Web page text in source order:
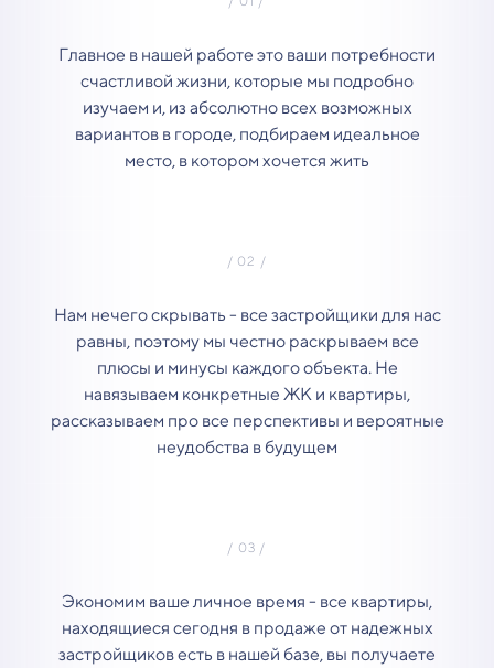
Главное в нашей работе это ваши потребности
счастливой жизни, которые мы подробно
изучаем и, из абсолютно всех возможных
вариантов в городе, подбираем идеальное
место, в котором хочется жить
Нам нечего скрывать - все застройщики для нас
равны, поэтому мы честно раскрываем все
плюсы и минусы каждого объекта. Не
навязываем конкретные ЖК и квартиры,
рассказываем про все перспективы и вероятные
неудобства в будущем
Экономим ваше личное время - все квартиры,
находящиеся сегодня в продаже от надежных
застройщиков есть в нашей базе, вы получаете